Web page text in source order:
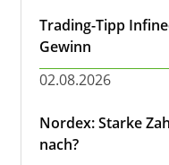
Trading-Tipp
Gewinn
02.08.2026
Nordex: Starke
nach?